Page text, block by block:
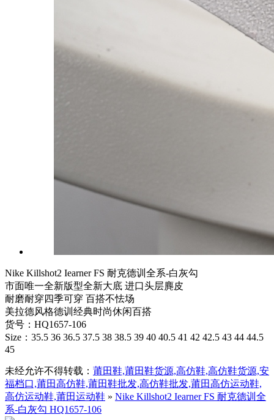
Nike Killshot2 Iearner FS 耐克德训全系-白灰勾
市面唯一全新版型全新大底 进口头层麂皮
耐磨耐穿四季可穿 百搭不怯场
美拉德风格德训经典时尚休闲百搭
货号：HQ1657-106
Size：35.5 36 36.5 37.5 38 38.5 39 40 40.5 41 42 42.5 43 44 44.5
45
未经允许不得转载： 莆田鞋,莆田鞋货源,高仿鞋,高仿鞋货源,安
福档口,莆田高仿鞋,莆田鞋批发,高仿鞋批发,莆田高仿运动鞋,
高仿运动鞋,莆田运动鞋 » Nike Killshot2 Iearner FS 耐克德训全
系-白灰勾 HQ1657-106